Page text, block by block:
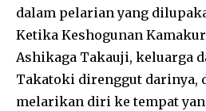
dalam pelarian yang
Ketika Keshogunan
Ashikaga Takauji, keluarga
Takatoki direnggut darinya,
melarikan diri ke tempat